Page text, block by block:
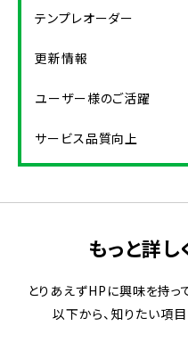
テンプレオーダー
更新情報
ユーザー様のご活躍
サービス品質向上
もっと詳
とりあえずHPに興味を持っ
以下から、知りたい項目